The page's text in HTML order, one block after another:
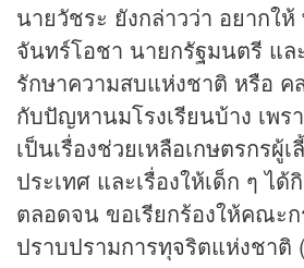
นายวัชระ ยังกล่าวว่า อยากใ
จันทร์โอชา นายกรัฐมนตรี แ
รักษาความสบแห่งชาติ หรือ
กับปัญหานมโรงเรียนบ้าง เพร
เป็นเรื่องช่วยเหลือเกษตรกรผู้
ประเทศ และเรื่องให้เด็ก ๆ ไ
ตลอดจน ขอเรียกร้องให้คณะ
ปราบปรามการทุจริตแห่งชาติ